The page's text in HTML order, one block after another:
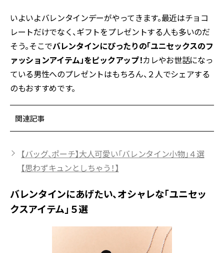
いよいよバレンタインデーがやってきます。最近はチョコ
レートだけでなく、ギフトをプレゼントする人も多いのだ
そう。そこでバレンタインにぴったりの「ユニセックスのフ
ァッションアイテム」をピックアップ！カレやお世話になっ
ている男性へのプレゼントはもちろん、２人でシェアする
のもおすすめです。
関連記事
【バッグ、ポーチ】大人可愛い「バレンタイン小物」４選
【思わずキュンとしちゃう！】
バレンタインにあげたい、オシャレな「ユニセッ
クスアイテム」５選